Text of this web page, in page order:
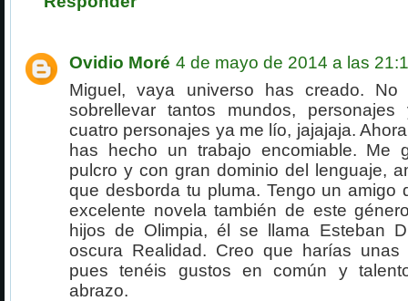
Ovidio Moré 4 de mayo de 2014 a las
Miguel, vaya universo has creado.
sobrellevar tantos mundos,
cuatro personajes ya me lío, jajajaja.
has hecho un trabajo encomiable. Me
pulcro y con gran dominio del lenguaje,
que desborda tu pluma. Tengo un amigo
excelente novela también de este
hijos de Olimpia, él se llama Esteban
oscura Realidad. Creo que harías unas
pues tenéis gustos en común y
abrazo.